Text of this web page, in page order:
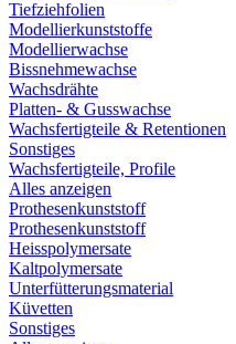
Tiefziehfolien
Modellierkunststoffe
Modellierwachse
Bissnehmewachse
Wachsdrähte
Platten- & Gusswachse
Wachsfertigteile & Retentionen
Sonstiges
Wachsfertigteile, Profile
Alles anzeigen
Prothesenkunststoff
Prothesenkunststoff
Heisspolymersate
Kaltpolymersate
Unterfütterungsmaterial
Küvetten
Sonstiges